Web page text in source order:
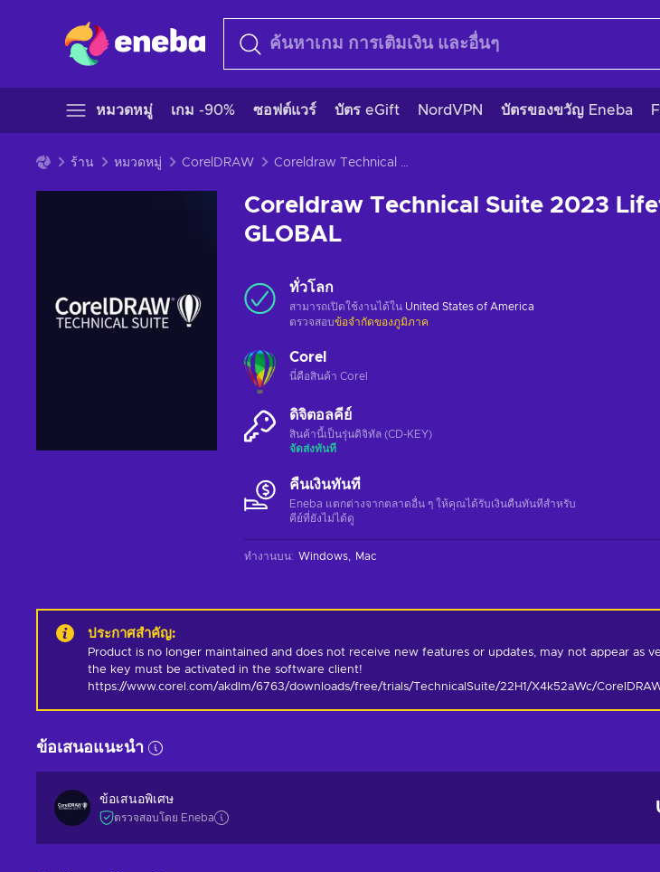
หมวดหมู่ เกม -90% ซอฟต์แวร์ บัตร eGift NordVPN บัตรของขวัญ Eneba
ร้าน หมวดหมู่ CorelDRAW Coreldraw Technical Suite 2023 Lifetime Key GLOBAL
Coreldraw Technical Suite 2023
GLOBAL
ทั่วโลก
สามารถเปิดใช้งานได้ใน United States of America
ตรวจสอบข้อจำกัดของภูมิภาค
Corel
นี่คือสินค้า Corel
ดิจิตอลคีย์
สินค้านี้เป็นรุ่นดิจิทัล (CD-KEY)
จัดส่งทันที
คืนเงินทันที
Eneba แตกต่างจากตลาดอื่น ๆ ให้คุณได้รับเงินคืนทันทีสําหรับ
คีย์ที่ยังไม่ได้ดู
ทำงานบน: Windows Mac
ประกาศสำคัญ:
Product is no longer maintained and does not receive new features or updates, may not appear as
the key must be activated in the software client!
https://www.corel.com/akdlm/6763/downloads/free/trials/TechnicalSuite/22H1/X4k52aWc/
ข้อเสนอแนะนำ
ข้อเสนอพิเศษ
ตรวจสอบโดย Eneba